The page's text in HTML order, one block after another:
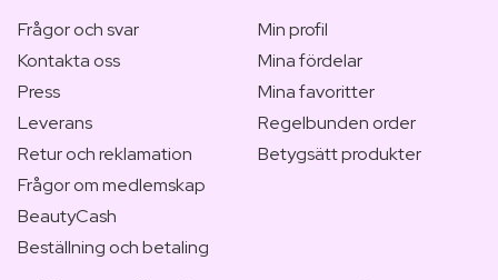
Frågor och svar
Kontakta oss
Press
Leverans
Retur och reklamation
Frågor om medlemskap
BeautyCash
Beställning och betaling
Min profil
Mina fördelar
Mina favoritter
Regelbunden order
Betygsätt produkter